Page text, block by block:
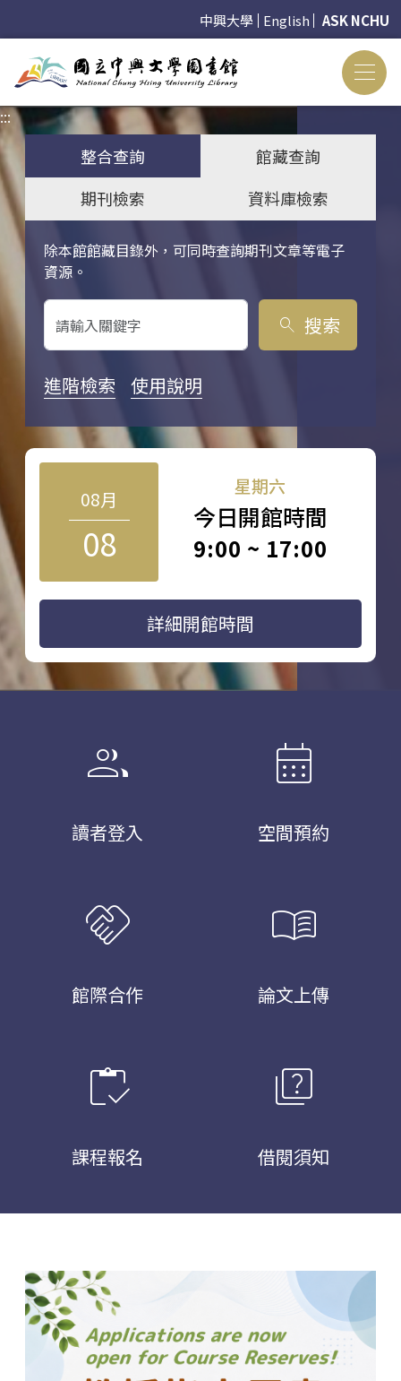
中興大學 English ASK NCHU
:::
整合查詢
館藏查詢
期刊檢索
資料庫檢索
除本館館藏目錄外，可同時查詢期刊文章等電子
資源。
關鍵字搜尋
search 搜索
進階檢索 使用說明
08月
08
星期六
今日開館時間
9:00 ~ 17:00
詳細開館時間
group
讀者登入
calendar_month
空間預約
handshake
館際合作
menu_book
論文上傳
inventory
課程報名
quiz
借閱須知